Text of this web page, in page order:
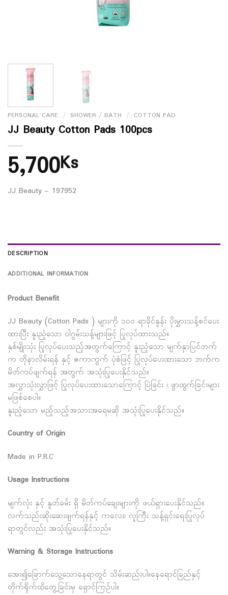
PERSONAL CARE / SHOWER / BATH / COTTON PAD
JJ Beauty Cotton Pads 100pcs
5,700Ks
JJ Beauty – 197952
DESCRIPTION
ADDITIONAL INFORMATION
Product Benefit
JJ Beauty (Cotton Pads ) များကို ၁၀၀ ရာခိုင်နူန်း ပိုးမွှားသန့်စင်ပေး
ထားပြီး နူးညံ့သော ဝါဂွမ်းသန့်များဖြင့် ပြုလုပ်ထားသည်။
နှစ်မျိုးသုံး ပြုလုပ်ပေးသည့်အတွက်ကြောင့် နူးညံ့သော မျက်နှာပြင်ဘက်
က တိုနာလိမ်းရန် နှင့် ဇကာကွက် ပုံစံဖြင့် ပြုလုပ်ပေးထားသော ဘက်က
မိတ်ကပ်ဖျက်ရန် အတွက် အသုံးပြုပေးနိုင်သည်။
အလွှာသုံးလွှာဖြင့် ပြုလုပ်ပေးထားသောကြောင့် ပြဲခြင်း ၊ ဖွာထွက်ခြင်းများ
မဖြစ်စေပါ။
နူးညံ့သော မည့်သည့်အသားအရေမဆို အသုံးပြုပေးနိုင်သည်။
Country of Origin
Made in P.R.C
Usage Instructions
မျက်လုံး နှင့် နူတ်ခမ်း ရှိ မိတ်ကပ်ချေးများကို ဖယ်ရှားပေးနိုင်သည်။
လက်သည်းဆိုးဆေးဖျက်ရန်နှင့် ကလေး၊ လူကြီး သန့်ရှင်းရေးပြုလုပ်
ရာတွင်လည်း အသုံးပြုပေးနိုင်သည်။
Warning & Storage Instructions
အေး၍ခြောက်သွေ့သောနေရာတွင် သိမ်းဆည်းပါ။နေရောင်ခြည်နှင့်
တိုက်ရိုက်ထိတွေ့ခြင်းမှ ရှောင်ကြဉ်ပါ။